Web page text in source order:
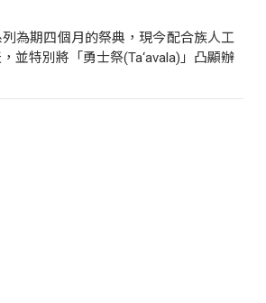
為期四個月的祭典，現今配合族人工
並特別將「勇士祭(Ta‘avala)」凸顯辦